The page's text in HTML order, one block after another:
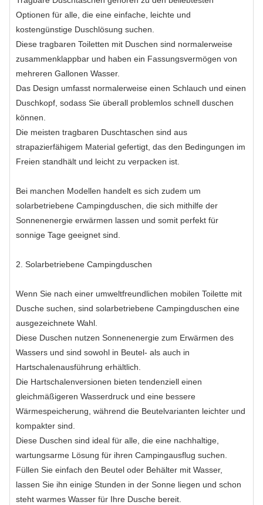
Optionen für alle, die eine einfache, leichte und
kostengünstige Duschlösung suchen.
Diese tragbaren Toiletten mit Duschen sind normalerweise
zusammenklappbar und haben ein Fassungsvermögen von
mehreren Gallonen Wasser.
Das Design umfasst normalerweise einen Schlauch und einen
Duschkopf, sodass Sie überall problemlos schnell duschen
können.
Die meisten tragbaren Duschtaschen sind aus
strapazierfähigem Material gefertigt, das den Bedingungen im
Freien standhält und leicht zu verpacken ist.
Bei manchen Modellen handelt es sich zudem um
solarbetriebene Campingduschen, die sich mithilfe der
Sonnenenergie erwärmen lassen und somit perfekt für
sonnige Tage geeignet sind.
2. Solarbetriebene Campingduschen
Wenn Sie nach einer umweltfreundlichen mobilen Toilette mit
Dusche suchen, sind solarbetriebene Campingduschen eine
ausgezeichnete Wahl.
Diese Duschen nutzen Sonnenenergie zum Erwärmen des
Wassers und sind sowohl in Beutel- als auch in
Hartschalenausführung erhältlich.
Die Hartschalenversionen bieten tendenziell einen
gleichmäßigeren Wasserdruck und eine bessere
Wärmespeicherung, während die Beutelvarianten leichter und
kompakter sind.
Diese Duschen sind ideal für alle, die eine nachhaltige,
wartungsarme Lösung für ihren Campingausflug suchen.
Füllen Sie einfach den Beutel oder Behälter mit Wasser,
lassen Sie ihn einige Stunden in der Sonne liegen und schon
steht warmes Wasser für Ihre Dusche bereit.